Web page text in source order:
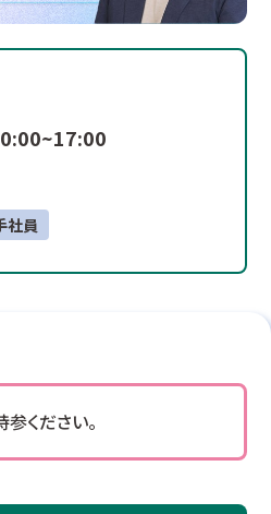
社員
ください。